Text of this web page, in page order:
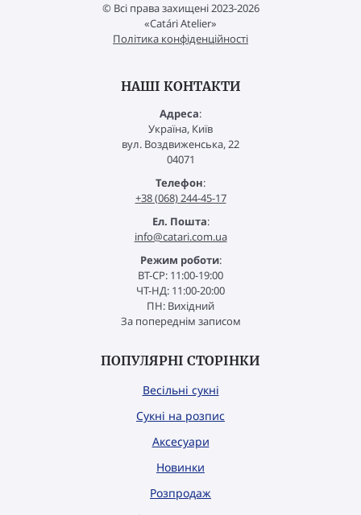
© Всі права захищені 2023-2026
«Catári Atelier»
Політика конфіденційності
НАШІ КОНТАКТИ
Адреса:
Україна, Київ
вул. Воздвиженська, 22
04071
Телефон:
+38 (068) 244-45-17
Ел. Пошта:
info@catari.com.ua
Режим роботи:
ВТ-СР: 11:00-19:00
ЧТ-НД: 11:00-20:00
ПН: Вихідний
За попереднім записом
ПОПУЛЯРНІ СТОРІНКИ
Весільні сукні
Сукні на розпис
Аксесуари
Новинки
Розпродаж